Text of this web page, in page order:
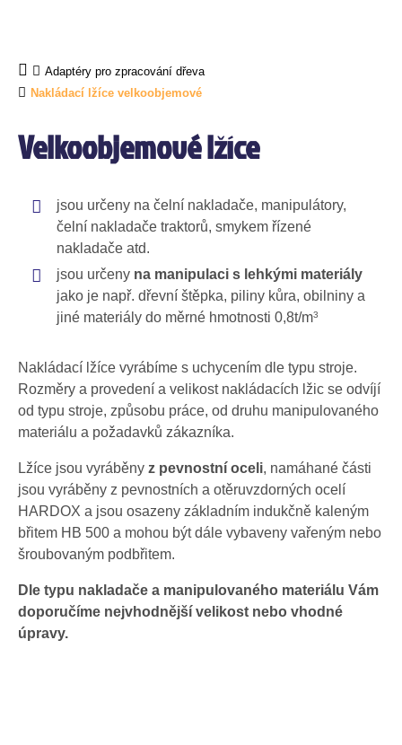
Adaptéry pro zpracování dřeva
Nakládací lžíce velkoobjemové
Velkoobjemové lžíce
jsou určeny na čelní nakladače, manipulátory,
čelní nakladače traktorů, smykem řízené
nakladače atd.
jsou určeny na manipulaci s lehkými materiály
jako je např. dřevní štěpka, piliny kůra, obilniny a
jiné materiály do měrné hmotnosti 0,8t/m3
Nakládací lžíce vyrábíme s uchycením dle typu stroje.
Rozměry a provedení a velikost nakládacích lžic se odvíjí
od typu stroje, způsobu práce, od druhu manipulovaného
materiálu a požadavků zákazníka.
Lžíce jsou vyráběny z pevnostní oceli, namáhané části
jsou vyráběny z pevnostních a otěruvzdorných ocelí
HARDOX a jsou osazeny základním indukčně kaleným
břitem HB 500 a mohou být dále vybaveny vařeným nebo
šroubovaným podbřitem.
Dle typu nakladače a manipulovaného materiálu Vám
doporučíme nejvhodnější velikost nebo vhodné
úpravy.